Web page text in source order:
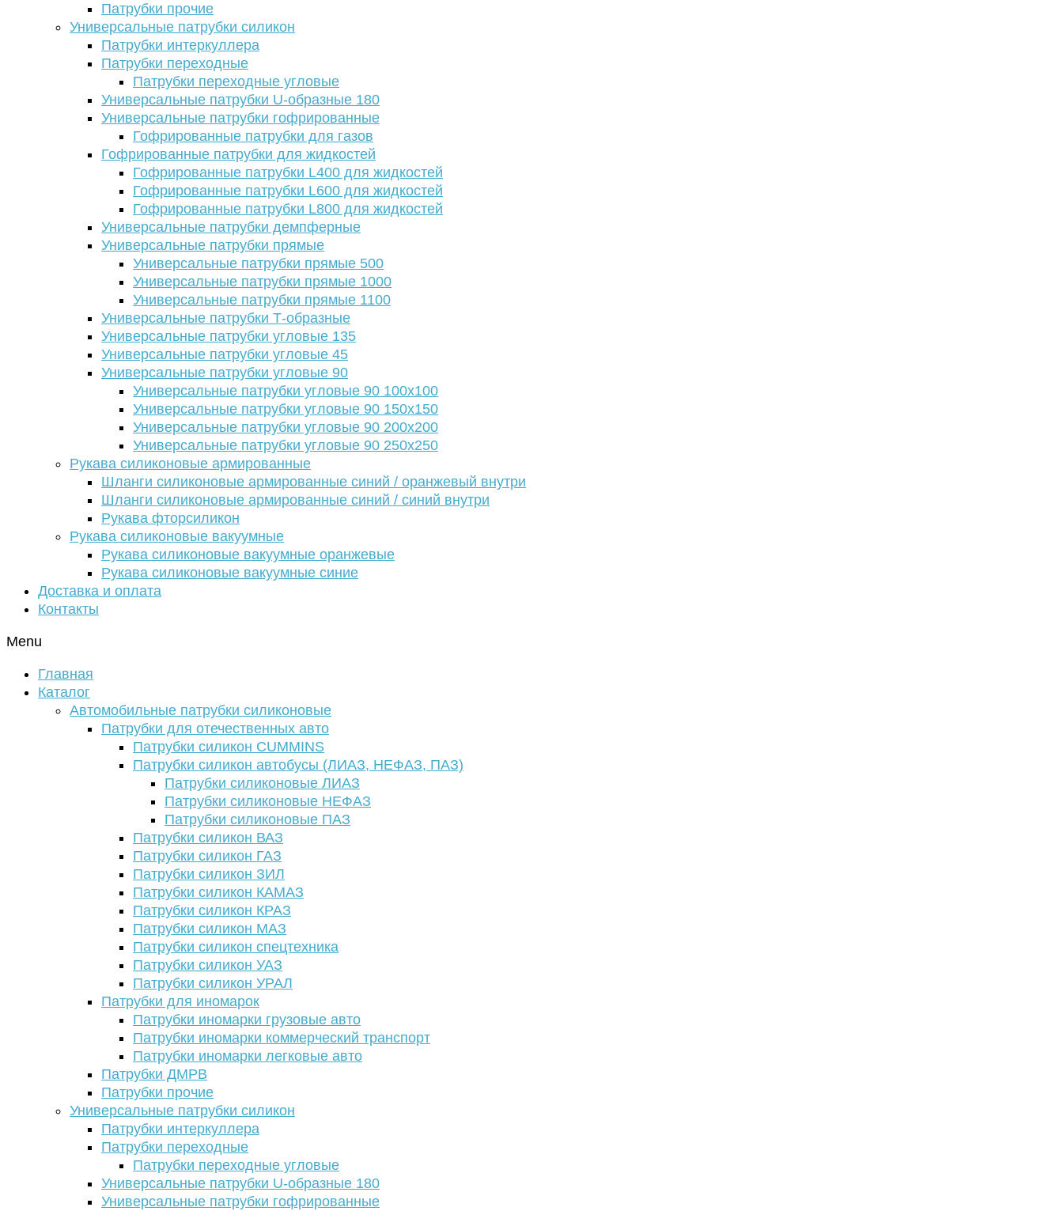
Патрубки прочие
Универсальные патрубки силикон
Патрубки интеркуллера
Патрубки переходные
Патрубки переходные угловые
Универсальные патрубки U-образные 180
Универсальные патрубки гофрированные
Гофрированные патрубки для газов
Гофрированные патрубки для жидкостей
Гофрированные патрубки L400 для жидкостей
Гофрированные патрубки L600 для жидкостей
Гофрированные патрубки L800 для жидкостей
Универсальные патрубки демпферные
Универсальные патрубки прямые
Универсальные патрубки прямые 500
Универсальные патрубки прямые 1000
Универсальные патрубки прямые 1100
Универсальные патрубки Т-образные
Универсальные патрубки угловые 135
Универсальные патрубки угловые 45
Универсальные патрубки угловые 90
Универсальные патрубки угловые 90 100х100
Универсальные патрубки угловые 90 150х150
Универсальные патрубки угловые 90 200х200
Универсальные патрубки угловые 90 250х250
Рукава силиконовые армированные
Шланги силиконовые армированные синий / оранжевый внутри
Шланги силиконовые армированные синий / синий внутри
Рукава фторсиликон
Рукава силиконовые вакуумные
Рукава силиконовые вакуумные оранжевые
Рукава силиконовые вакуумные синие
Доставка и оплата
Контакты
Menu
Главная
Каталог
Автомобильные патрубки силиконовые
Патрубки для отечественных авто
Патрубки силикон CUMMINS
Патрубки силикон автобусы (ЛИАЗ, НЕФАЗ, ПАЗ)
Патрубки силиконовые ЛИАЗ
Патрубки силиконовые НЕФАЗ
Патрубки силиконовые ПАЗ
Патрубки силикон ВАЗ
Патрубки силикон ГАЗ
Патрубки силикон ЗИЛ
Патрубки силикон КАМАЗ
Патрубки силикон КРАЗ
Патрубки силикон МАЗ
Патрубки силикон спецтехника
Патрубки силикон УАЗ
Патрубки силикон УРАЛ
Патрубки для иномарок
Патрубки иномарки грузовые авто
Патрубки иномарки коммерческий транспорт
Патрубки иномарки легковые авто
Патрубки ДМРВ
Патрубки прочие
Универсальные патрубки силикон
Патрубки интеркуллера
Патрубки переходные
Патрубки переходные угловые
Универсальные патрубки U-образные 180
Универсальные патрубки гофрированные